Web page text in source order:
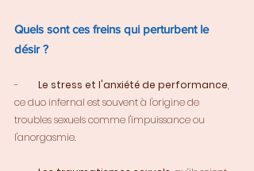
Quels sont ces freins qui perturbent le
désir ?
- Le stress et l'anxiété de performance,
ce duo infernal est souvent à l'origine de
troubles sexuels comme l'impuissance ou
l'anorgasmie.